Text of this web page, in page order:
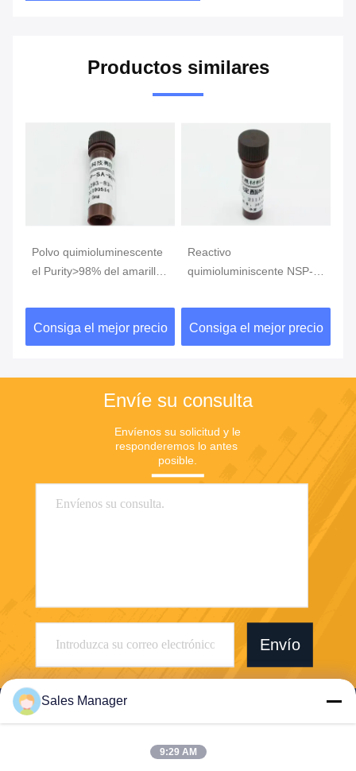
Productos similares
Polvo quimioluminescente
el Purity>98% del amarillo
CAS199293-83-9
Consiga el mejor precio
Reactivo
quimioluminiscente NSP-
Polvo o sólido amarillo
Consiga el mejor precio
Envíe su consulta
Envíenos su solicitud y le
responderemos lo antes
posible.
Envío
Sales Manager
9:29 AM